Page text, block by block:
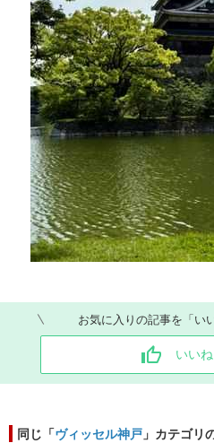
お気に入りの記事を「い
いいね
同じ「ヴィッセル神戸 」カテゴリ